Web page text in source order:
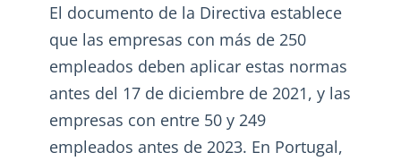
El documento de la Directiva establece
que las empresas con más de 250
empleados deben aplicar estas normas
antes del 17 de diciembre de 2021, y las
empresas con entre 50 y 249
empleados antes de 2023. En Portugal,